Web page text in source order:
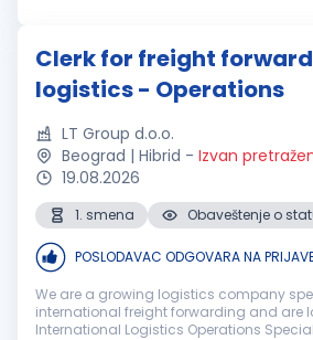
Clerk for freight
logistics - Operations
LT Group d.o.o.
Beograd | Hibrid - Izvan
19.08.2026
1. smena Obaveštenje o
POSLODAVAC ODGOVARA NA
We are a growing logistics company
international freight forwarding and are
International Logistics Operations